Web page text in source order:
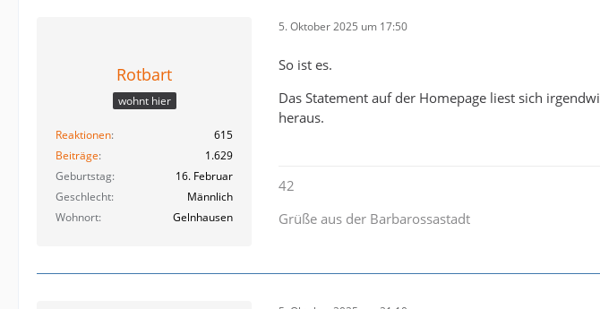
Rotbart
wohnt hier
Reaktionen
615
Beiträge
1.629
Geburtstag
16. Februar
Geschlecht
Männlich
Wohnort
Gelnhausen
5. Oktober 2025 um 17:50
So ist es.
Das Statement auf der Homepage liest sich
heraus.
42
Grüße aus der Barbarossastadt